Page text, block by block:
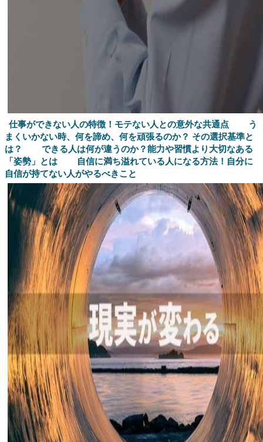
仕事ができない人の特徴！モテない人との意外な共通点
う
まくいかない時、何を諦め、何を頑張るのか？ その選択基準と
は？
できる人は何が違うのか？能力や習慣より大切なある
「姿勢」とは
自信に満ち溢れている人になる方法！自分に
自信が持てない人がやるべきこと